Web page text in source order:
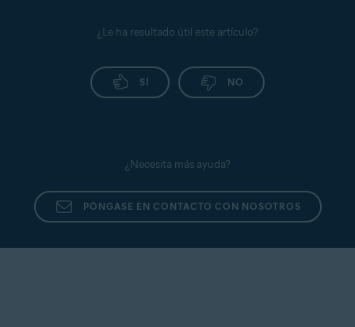
¿Le ha resultado útil este artículo?
SÍ NO
¿Necesita más ayuda?
PÓNGASE EN CONTACTO CON NOSOTROS